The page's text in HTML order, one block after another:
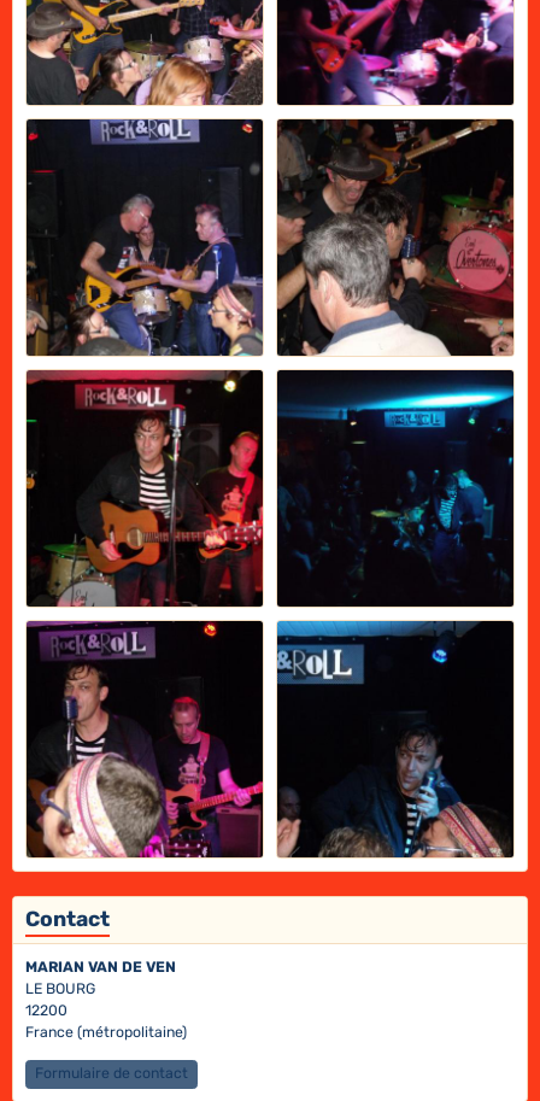
Contact
MARIAN VAN DE VEN
LE BOURG
12200
France (métropolitaine)
Formulaire de contact